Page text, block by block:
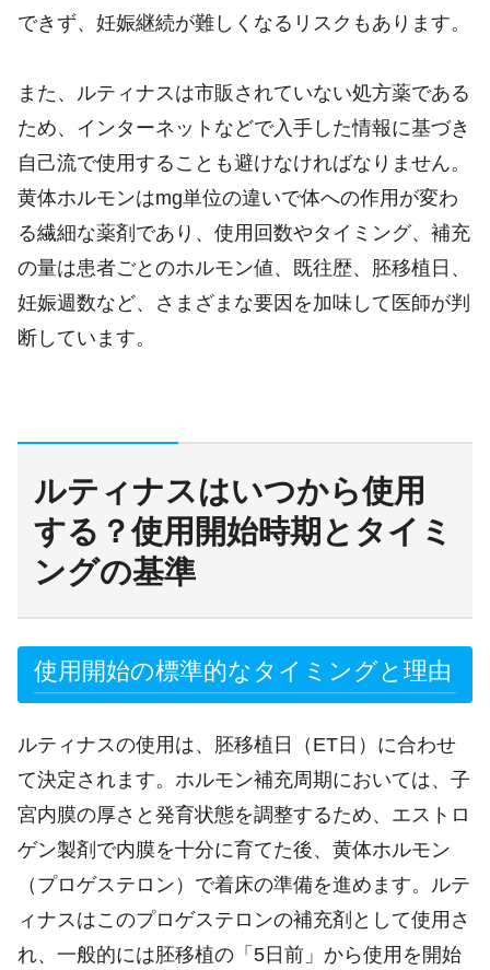
できず、妊娠継続が難しくなるリスクもあります。
また、ルティナスは市販されていない処方薬である
ため、インターネットなどで入手した情報に基づき
自己流で使用することも避けなければなりません。
黄体ホルモンはmg単位の違いで体への作用が変わ
る繊細な薬剤であり、使用回数やタイミング、補充
の量は患者ごとのホルモン値、既往歴、胚移植日、
妊娠週数など、さまざまな要因を加味して医師が判
断しています。
ルティナスはいつから使用
する？使用開始時期とタイミ
ングの基準
使用開始の標準的なタイミングと理由
ルティナスの使用は、胚移植日（ET日）に合わせ
て決定されます。ホルモン補充周期においては、子
宮内膜の厚さと発育状態を調整するため、エストロ
ゲン製剤で内膜を十分に育てた後、黄体ホルモン
（プロゲステロン）で着床の準備を進めます。ルテ
ィナスはこのプロゲステロンの補充剤として使用さ
れ、一般的には胚移植の「5日前」から使用を開始